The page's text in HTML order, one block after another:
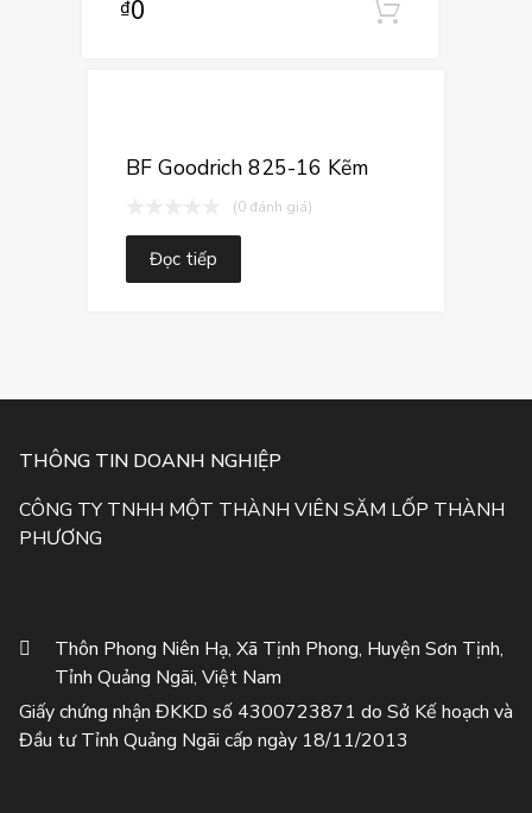
₫0
BF Goodrich 825-16 Kẽm
(0 đánh giá)
Đọc tiếp
THÔNG TIN DOANH NGHIỆP
CÔNG TY TNHH MỘT THÀNH VIÊN SĂM LỐP THÀNH
PHƯƠNG
Thôn Phong Niên Hạ, Xã Tịnh Phong, Huyện Sơn Tịnh,
Tỉnh Quảng Ngãi, Việt Nam
Giấy chứng nhận ĐKKD số 4300723871 do Sở Kế hoạch và
Đầu tư Tỉnh Quảng Ngãi cấp ngày 18/11/2013